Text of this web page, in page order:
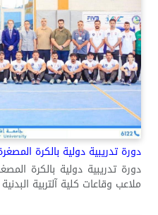
دورة تدريبية دولية بالكرة
دورة تدريبية دولية بالكرة
ملاعب وقاعات كلية آلتربية